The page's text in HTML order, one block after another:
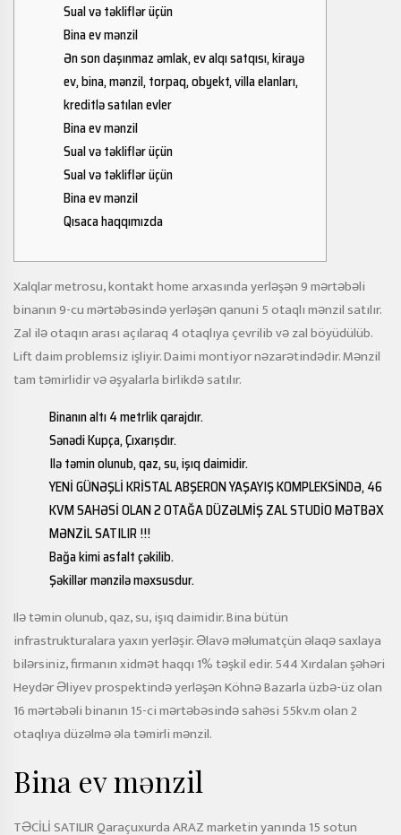
Sual və təkliflər üçün
Bina ev mənzil
Ən son daşınmaz əmlak, ev alqı satqısı, kirayə
ev, bina, mənzil, torpaq, obyekt, villa elanları,
kreditlə satılan evler
Bina ev mənzil
Sual və təkliflər üçün
Sual və təkliflər üçün
Bina ev mənzil
Qısaca haqqımızda
Xalqlar metrosu, kontakt home arxasında yerləşən 9 mərtəbəli
binanın 9-cu mərtəbəsində yerləşən qanuni 5 otaqlı mənzil satılır.
Zal ilə otaqın arası açılaraq 4 otaqlıya çevrilib və zal böyüdülüb.
Lift daim problemsiz işliyir. Daimi montiyor nəzarətindədir. Mənzil
tam təmirlidir və əşyalarla birlikdə satılır.
Binanın altı 4 metrlik qarajdır.
Sənədi Kupça, Çıxarışdır.
Ilə təmin olunub, qaz, su, işıq daimidir.
YENİ GÜNƏŞLİ KRİSTAL ABŞERON YAŞAYIŞ KOMPLEKSİNDƏ, 46
KVM SAHƏSİ OLAN 2 OTAĞA DÜZƏLMİŞ ZAL STUDİO MƏTBƏX
MƏNZİL SATILIR !!!
Bağa kimi asfalt çəkilib.
Şəkillər mənzilə məxsusdur.
Ilə təmin olunub, qaz, su, işıq daimidir. Bina bütün
infrastrukturalara yaxın yerləşir. Əlavə məlumatçün əlaqə saxlaya
bilərsiniz, firmanın xidmət haqqı 1% təşkil edir. 544 Xırdalan şəhəri
Heydər Əliyev prospektində yerləşən Köhnə Bazarla üzbə-üz olan
16 mərtəbəli binanın 15-ci mərtəbəsində sahəsi 55kv.m olan 2
otaqlıya düzəlmə əla təmirli mənzil.
Bina ev mənzil
TƏCİLİ SATILIR Qaraçuxurda ARAZ marketin yanında 15 sotun